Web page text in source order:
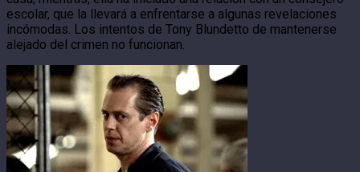
escolar, que la llevará a enfrentarse a algunas revelaciones
incómodas. Los intentos de Tony Blundetto de mantenerse
alejado del crimen no funcionan.